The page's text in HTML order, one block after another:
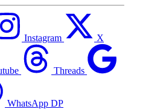
Instagram X
Threads
WhatsApp DP